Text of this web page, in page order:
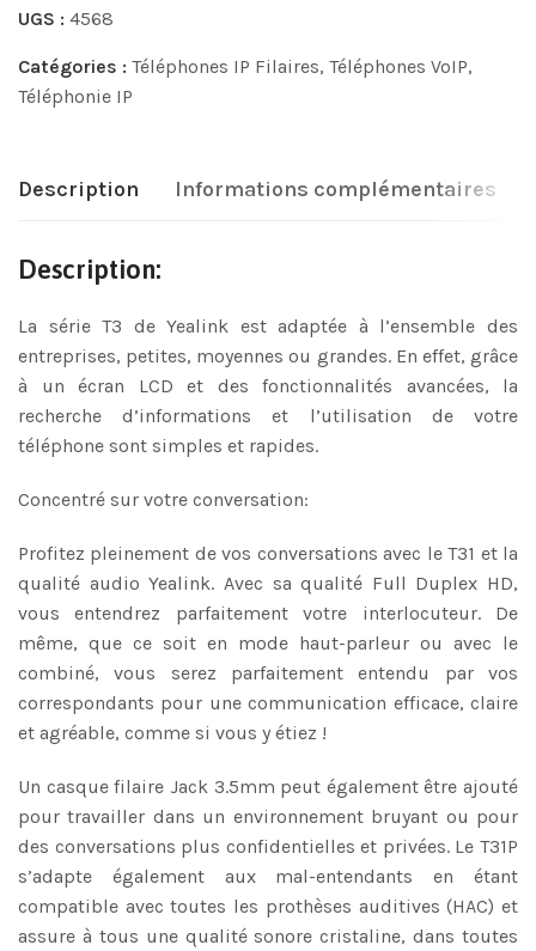
UGS : 4568
Catégories : Téléphones IP Filaires, Téléphones VoIP,
Téléphonie IP
Description Informations complémentaires
Description:
La série T3 de Yealink est adaptée à l’ensemble des
entreprises, petites, moyennes ou grandes. En effet, grâce
à un écran LCD et des fonctionnalités avancées, la
recherche d’informations et l’utilisation de votre
téléphone sont simples et rapides.
Concentré sur votre conversation:
Profitez pleinement de vos conversations avec le T31 et la
qualité audio Yealink. Avec sa qualité Full Duplex HD,
vous entendrez parfaitement votre interlocuteur. De
même, que ce soit en mode haut-parleur ou avec le
combiné, vous serez parfaitement entendu par vos
correspondants pour une communication efficace, claire
et agréable, comme si vous y étiez !
Un casque filaire Jack 3.5mm peut également être ajouté
pour travailler dans un environnement bruyant ou pour
des conversations plus confidentielles et privées. Le T31P
s’adapte également aux mal-entendants en étant
compatible avec toutes les prothèses auditives (HAC) et
assure à tous une qualité sonore cristaline, dans toutes